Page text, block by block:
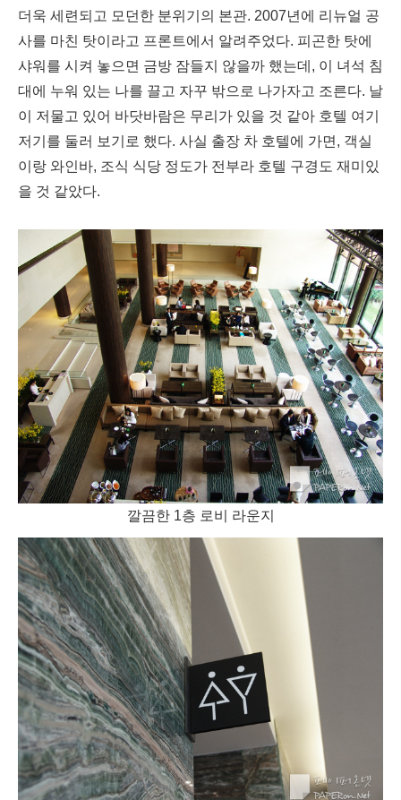
더욱 세련되고 모던한 분위기의 본관. 2007년에 리뉴얼 공
사를 마친 탓이라고 프론트에서 알려주었다. 피곤한 탓에
샤워를 시켜 놓으면 금방 잠들지 않을까 했는데, 이 녀석 침
대에 누워 있는 나를 끌고 자꾸 밖으로 나가자고 조른다. 날
이 저물고 있어 바닷바람은 무리가 있을 것 같아 호텔 여기
저기를 둘러 보기로 했다. 사실 출장 차 호텔에 가면, 객실
이랑 와인바, 조식 식당 정도가 전부라 호텔 구경도 재미있
을 것 같았다.
깔끔한 1층 로비 라운지